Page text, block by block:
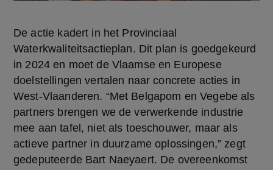
De actie kadert in het Provinciaal
Waterkwaliteitsactieplan. Dit plan is goedgekeurd
in 2024 en moet de Vlaamse en Europese
doelstellingen vertalen naar concrete acties in
West-Vlaanderen. “Met Belgapom en Vegebe als
partners brengen we de verwerkende industrie
mee aan tafel, niet als toeschouwer, maar als
actieve partner in duurzame oplossingen,” zegt
gedeputeerde Bart Naeyaert. De overeenkomst